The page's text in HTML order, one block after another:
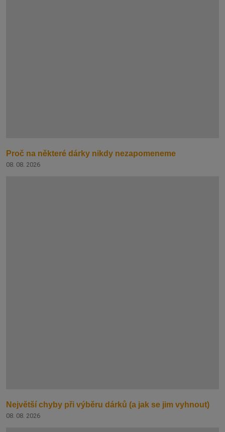
Proč na některé dárky nikdy nezapomeneme
08. 08. 2026
Největší chyby při výběru dárků (a jak se jim vyhnout)
08. 08. 2026